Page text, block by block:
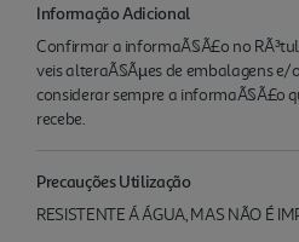
Informação Adicional
Confirmar a informaÃ§Ã£o no
veis alteraÃ§Ãµes de embalagens e/
considerar sempre a informaÃ§Ã£o
recebe.
Precauções Utilização
RESISTENTE Á ÁGUA, MAS NÃO É